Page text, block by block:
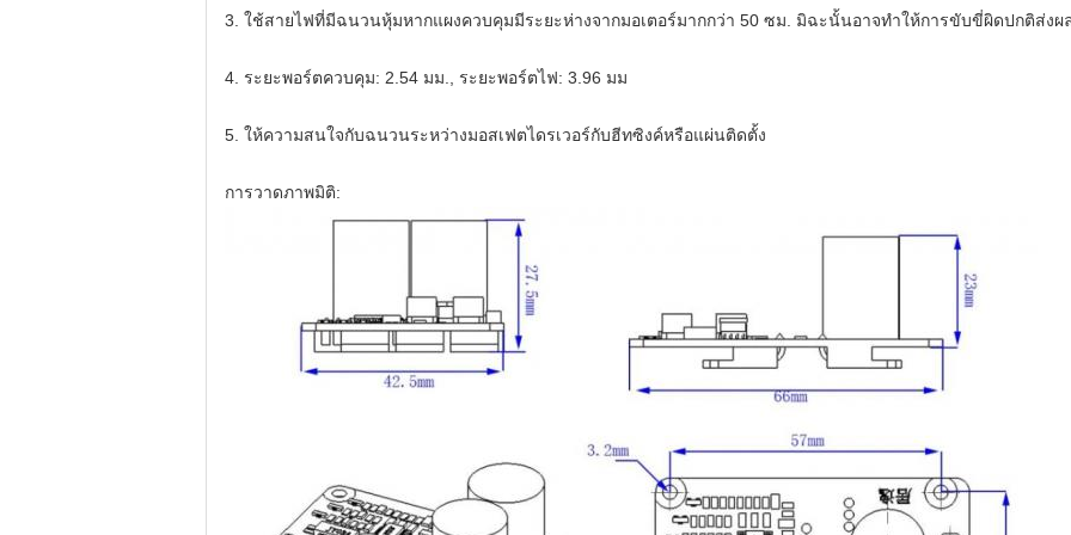
3. ใช้สายไฟที่มีฉนวนหุ้มหากแผงควบคุมมีระยะห่างจากมอเตอร์มากกว่า 50 ซม. มิฉะนั้นอาจทำให้การขับขี่ผิดปกติส่งผ
4. ระยะพอร์ตควบคุม: 2.54 มม., ระยะพอร์ตไฟ: 3.96 มม
5. ให้ความสนใจกับฉนวนระหว่างมอสเฟตไดรเวอร์กับฮีทซิงค์หรือแผ่นติดตั้ง
การวาดภาพมิติ: